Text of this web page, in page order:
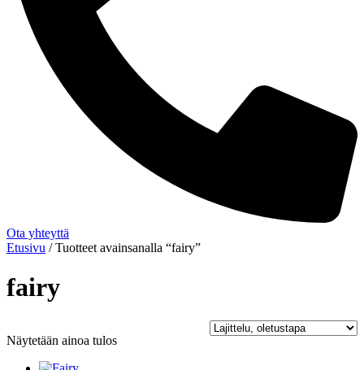
Ota yhteyttä
Etusivu / Tuotteet avainsanalla “fairy”
fairy
Näytetään ainoa tulos